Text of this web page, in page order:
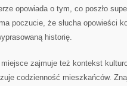
opowiada o tym, co poszło
poczucie, że słucha opowieści
historię.
zajmuje też kontekst
codzienność mieszkańców.